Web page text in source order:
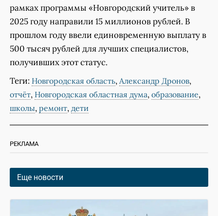
рамках программы «Новгородский учитель» в
2025 году направили 15 миллионов рублей. В
прошлом году ввели единовременную выплату в
500 тысяч рублей для лучших специалистов,
получивших этот статус.
Теги: Новгородская область, Александр Дронов,
отчёт, Новгородская областная дума, образование,
школы, ремонт, дети
РЕКЛАМА
Еще новости